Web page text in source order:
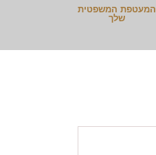
המעטפת המשפטית
שלך